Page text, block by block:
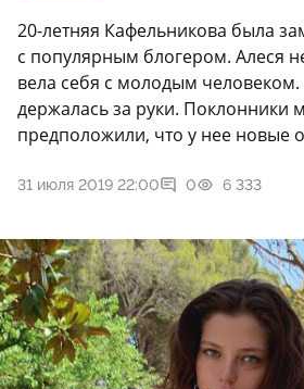
20-летняя Кафельникова была
с популярным блогером. Алеся
вела себя с молодым
держалась за руки. Поклонники
предположили, что у нее новые
31 июля 2019 22:00 0 6 333